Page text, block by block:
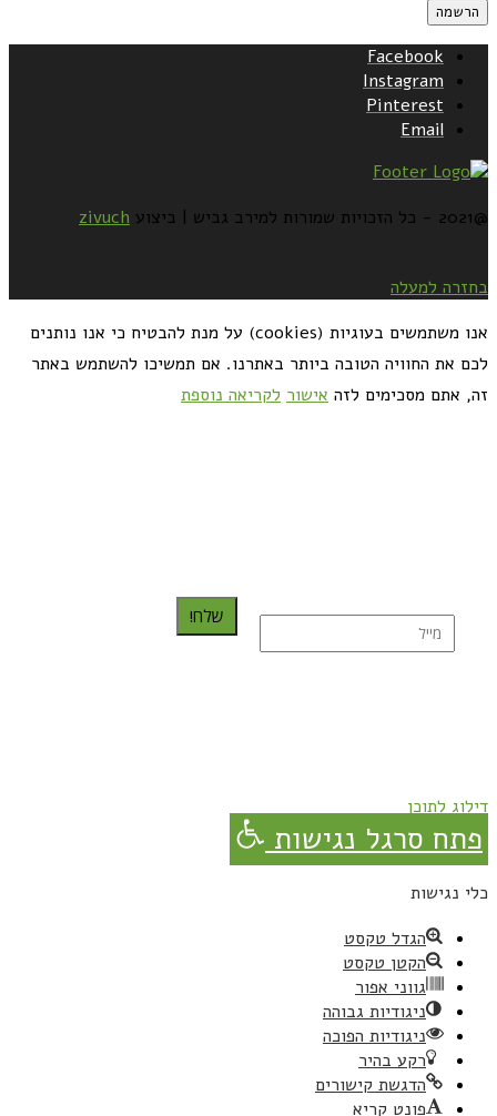
Facebook
Instagram
Pinterest
Email
@2021 - כל הזכויות שמורות למירב גביש | ביצוע zivuch
בחזרה למעלה
אנו משתמשים בעוגיות (cookies) על מנת להבטיח כי אנו נותנים
לכם את החוויה הטובה ביותר באתרנו. אם תמשיכו להשתמש באתר
זה, אתם מסכימים לזה אישור לקריאה נוספת
שלח!
דילוג לתוכן
פתח סרגל נגישות
כלי נגישות
הגדל טקסט
הקטן טקסט
גווני אפור
ניגודיות גבוהה
ניגודיות הפוכה
רקע בהיר
הדגשת קישורים
פונט קריא